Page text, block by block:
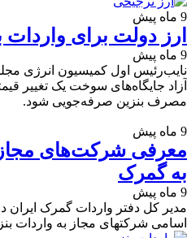
9 ماه پیش
ارز دولت برای
9 ماه پیش
نایب‌رئیس اول کمیسیون انرژی
آزاد جایگاه‌های سوخت یک تغییر
مصرف بنزین صرفه‌جویی شود.
9 ماه پیش
معرفی شرکت‌های مجاز
به گمرک
9 ماه پیش
مدیر کل دفتر واردات گمرک ایران
اسامی شرکتهای مجاز به واردات